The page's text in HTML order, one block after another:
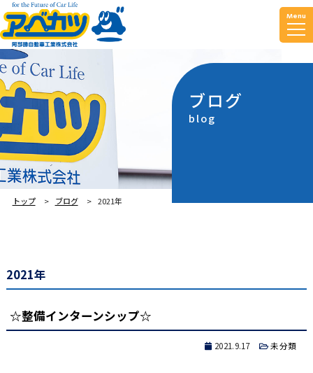
Menu
ブログ
blog
トップ ブログ 2021年
2021年
☆整備インターンシップ☆
2021.9.17 未分類